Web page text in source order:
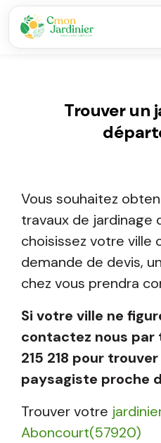
Trouver un
Vous souhaitez
travaux de jardinage
choisissez votre ville
demande de devis,
chez vous prendra
Si votre ville ne
contactez nous par
215 218 pour
paysagiste proche
Trouver votre
Aboncourt(57920)